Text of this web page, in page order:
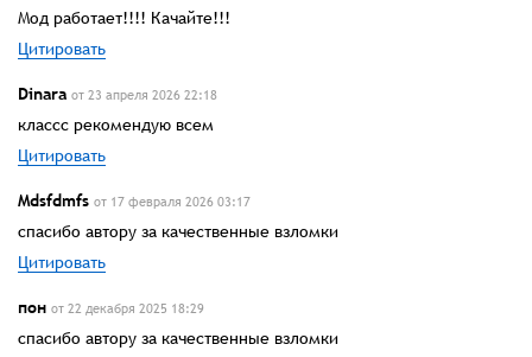
Мод работает!!!! Качайте!!!
Цитировать
Dinara от 23 апреля 2026 22:18
классс рекомендую всем
Цитировать
Mdsfdmfs от 17 февраля 2026 03:17
спасибо автору за качественные взломки
Цитировать
пон от 22 декабря 2025 18:29
спасибо автору за качественные взломки